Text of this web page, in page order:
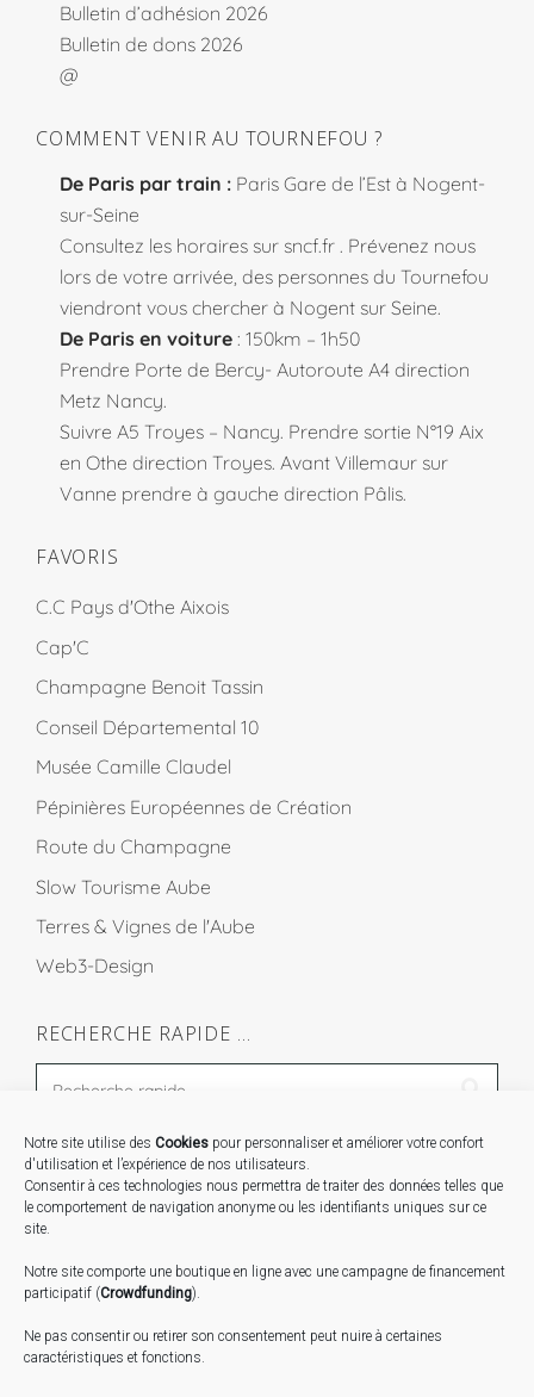
Notre site utilise des Cookies pour personnaliser et améliorer votre confort
d'utilisation et l’expérience de nos utilisateurs.
Consentir à ces technologies nous permettra de traiter des données telles que
le comportement de navigation anonyme ou les identifiants uniques sur ce
site.
Notre site comporte une boutique en ligne avec une campagne de financement
participatif (Crowdfunding).
Ne pas consentir ou retirer son consentement peut nuire à certaines
caractéristiques et fonctions.
Bulletin d’adhésion 2026
Bulletin de dons 2026
@
COMMENT VENIR AU TOURNEFOU ?
De Paris par train : Paris Gare de l’Est à Nogent-
sur-Seine
Consultez les horaires sur sncf.fr . Prévenez nous
lors de votre arrivée, des personnes du Tournefou
viendront vous chercher à Nogent sur Seine.
De Paris en voiture : 150km – 1h50
Prendre Porte de Bercy- Autoroute A4 direction
Metz Nancy.
Suivre A5 Troyes – Nancy. Prendre sortie N°19 Aix
en Othe direction Troyes. Avant Villemaur sur
Vanne prendre à gauche direction Pâlis.
FAVORIS
C.C Pays d'Othe Aixois
Cap'C
Champagne Benoit Tassin
Conseil Départemental 10
Musée Camille Claudel
Pépinières Européennes de Création
Route du Champagne
Slow Tourisme Aube
Terres & Vignes de l'Aube
Web3-Design
RECHERCHE RAPIDE …
STAGES …
Expo « Mesures de lumière » du 19 Sept au 29 Nov.
Inauguration de la Grange : Le 17 Oct. 2026
Atelier Image : L’art au service de la santé mentale –
10 Oct. 2026